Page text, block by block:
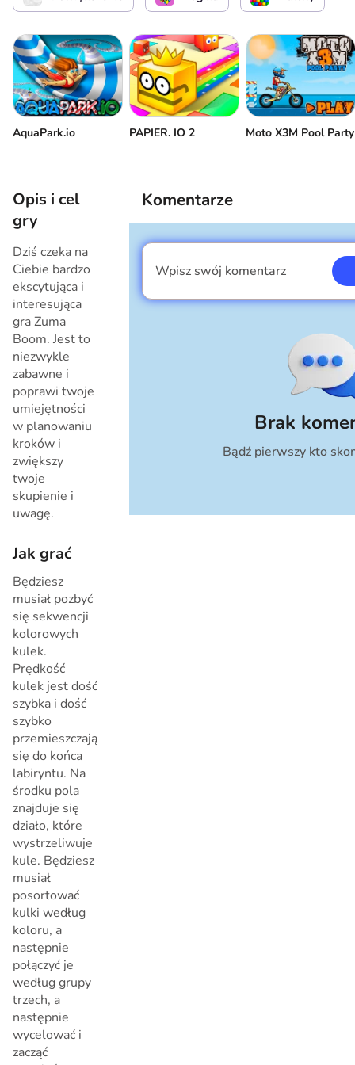
AquaPark.io PAPIER. IO 2 Moto X3M Pool Party
Opis i cel
gry
Dziś czeka na
Ciebie bardzo
ekscytująca i
interesująca
gra Zuma
Boom. Jest to
niezwykle
zabawne i
poprawi twoje
umiejętności
w planowaniu
kroków i
zwiększy
twoje
skupienie i
uwagę.
Jak grać
Będziesz
musiał pozbyć
się sekwencji
kolorowych
kulek.
Prędkość
kulek jest dość
szybka i dość
szybko
przemieszczają
się do końca
labiryntu. Na
środku pola
znajduje się
działo, które
wystrzeliwuje
kule. Będziesz
musiał
posortować
kulki według
koloru, a
następnie
połączyć je
według grupy
trzech, a
następnie
wycelować i
zacząć
Komentarze
Brak
Bądź pierwszy kto
Wpisz swój komentarz
Jestem chłopcem
Anuluj